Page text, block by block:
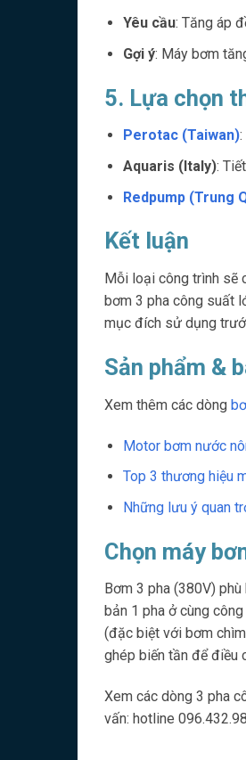
Yêu cầu: Tăng áp
Gợi ý: Máy bơm
5. Lựa chọn
Perotac (Taiwan):
Aquaris (Italy):
Redpump (Trung
Kết luận
Mỗi loại công trình sẽ
bơm 3 pha công suất
mục đích sử dụng
Sản phẩm &
Xem thêm các dòng
Motor bơm nước
Top 3 thương hiệu
Những lưu ý quan
Chọn máy
Bơm 3 pha (380V)
bản 1 pha ở cùng
(đặc biệt với bơm
ghép biến tần để điều
Xem các dòng 3 pha
vấn: hotline